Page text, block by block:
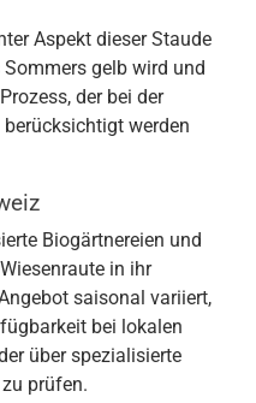
Aspekt dieser Staude
gelb wird und
der bei der
werden
Biogärtnereien und
in ihr
saisonal variiert,
bei lokalen
über spezialisierte
prüfen.